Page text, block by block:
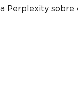
Perplexity sobre